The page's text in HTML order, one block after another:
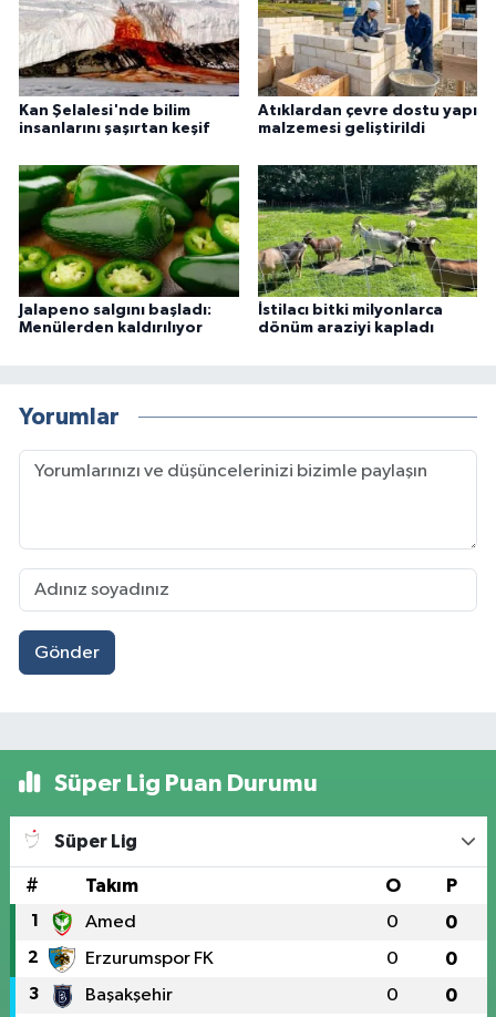
Kan Şelalesi'nde bilim
insanlarını şaşırtan keşif
Atıklardan çevre dostu yapı
malzemesi geliştirildi
Jalapeno salgını başladı:
Menülerden kaldırılıyor
İstilacı bitki milyonlarca
dönüm araziyi kapladı
Yorumlar
Gönder
Süper Lig Puan Durumu
Süper Lig
# Takım O P
1 Amed 0 0
2 Erzurumspor FK 0 0
3 Başakşehir 0 0